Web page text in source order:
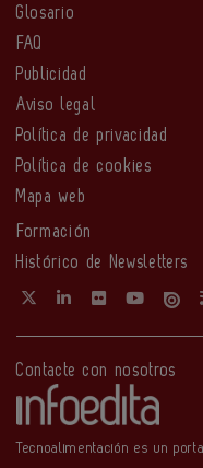
Glosario
FAQ
Publicidad
Aviso legal
Política de privacidad
Política de cookies
Mapa web
Formación
Histórico de Newsletters
Contacte con nosotros
Tecnoalimentación es un